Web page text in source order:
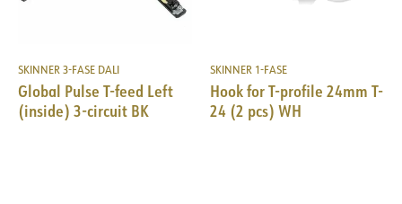
SKINNER 3-FASE DALI
Global Pulse T-feed Left
(inside) 3-circuit BK
SKINNER 1-FASE
Hook for T-profile 24mm T-
24 (2 pcs) WH